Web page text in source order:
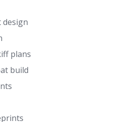
design
plans
build